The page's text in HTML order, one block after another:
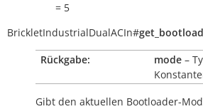
= 5
BrickletIndustrialDualACIn#
Rückgabe:
mode –
Gibt den aktuellen Bootloader-